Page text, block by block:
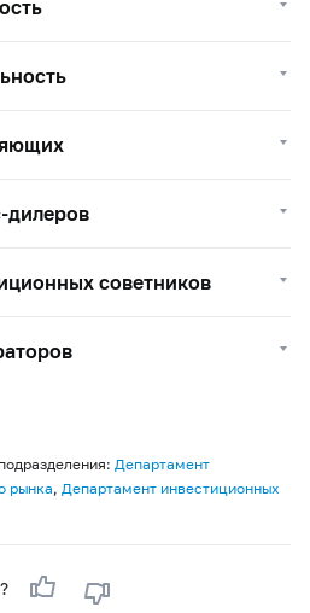
дилеров
советников
Департамент
рынка, Департамент инвестиционных